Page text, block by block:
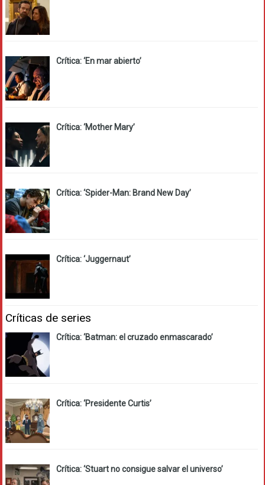
Crítica: ‘En mar abierto’
Crítica: ‘Mother Mary’
Crítica: ‘Spider-Man: Brand New Day’
Crítica: ‘Juggernaut’
Críticas de series
Crítica: ‘Batman: el cruzado enmascarado’
Crítica: ‘Presidente Curtis’
Crítica: ‘Stuart no consigue salvar el universo’